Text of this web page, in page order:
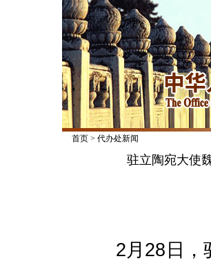
首页> 代办处新闻
驻立陶宛大使
2月28日，驻